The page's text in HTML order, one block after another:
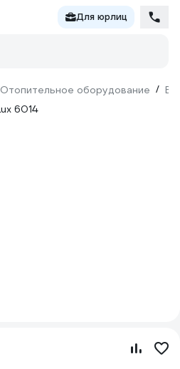
Для юрлиц
Отопительное оборудование /